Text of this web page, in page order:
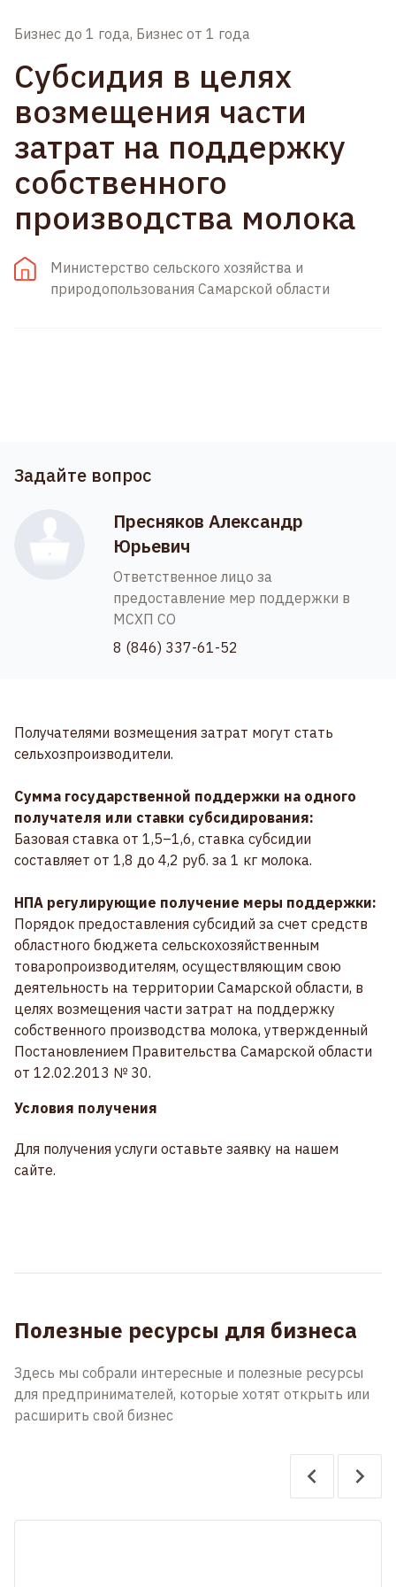
Бизнес до 1 года, Бизнес от 1 года
Субсидия в целях
возмещения части
затрат на поддержку
собственного
производства молока
Министерство сельского хозяйства и
природопользования Самарской области
Задайте вопрос
Пресняков Александр
Юрьевич
Ответственное лицо за
предоставление мер поддержки в
МСХП СО
8 (846) 337-61-52
Получателями возмещения затрат могут стать
сельхозпроизводители.
Сумма государственной поддержки на одного
получателя или ставки субсидирования:
Базовая ставка от 1,5–1,6, ставка субсидии
составляет от 1,8 до 4,2 руб. за 1 кг молока.
НПА регулирующие получение меры поддержки:
Порядок предоставления субсидий за счет средств
областного бюджета сельскохозяйственным
товаропроизводителям, осуществляющим свою
деятельность на территории Самарской области, в
целях возмещения части затрат на поддержку
собственного производства молока, утвержденный
Постановлением Правительства Самарской области
от 12.02.2013 № 30.
Условия получения
Для получения услуги оставьте заявку на нашем
сайте.
Полезные ресурсы для бизнеса
Здесь мы собрали интересные и полезные ресурсы
для предпринимателей, которые хотят открыть или
расширить свой бизнес